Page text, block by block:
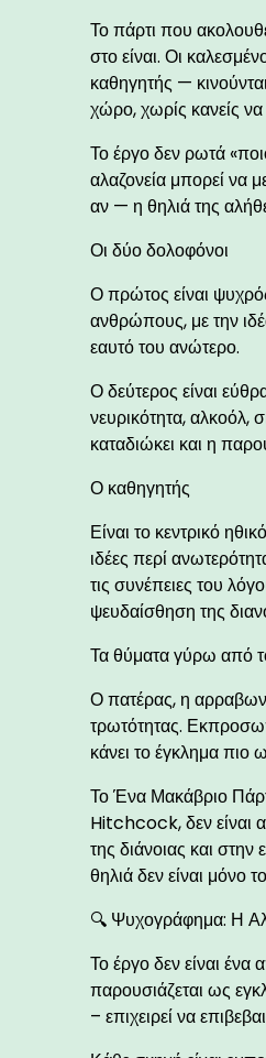
Το πάρτι που
στο είναι. Οι
καθηγητής —
χώρο, χωρίς κανείς να
Το έργο δεν ρωτά
αλαζονεία μπορεί να
αν — η θηλιά της
Οι δύο δολοφόνοι
Ο πρώτος είναι
ανθρώπους, με την
εαυτό του ανώτερο.
Ο δεύτερος είναι
νευρικότητα, αλκοόλ,
καταδιώκει και η
Ο καθηγητής
Είναι το κεντρικό
ιδέες περί
τις συνέπειες του
ψευδαίσθηση της
Τα θύματα γύρω από
Ο πατέρας, η
τρωτότητας.
κάνει το έγκλημα πιο
Το Ένα Μακάβριο
Hitchcock, δεν είναι
της διάνοιας και
θηλιά δεν είναι μόνο
🔍 Ψυχογράφημα: Η
Το έργο δεν είναι
παρουσιάζεται ως
– επιχειρεί να